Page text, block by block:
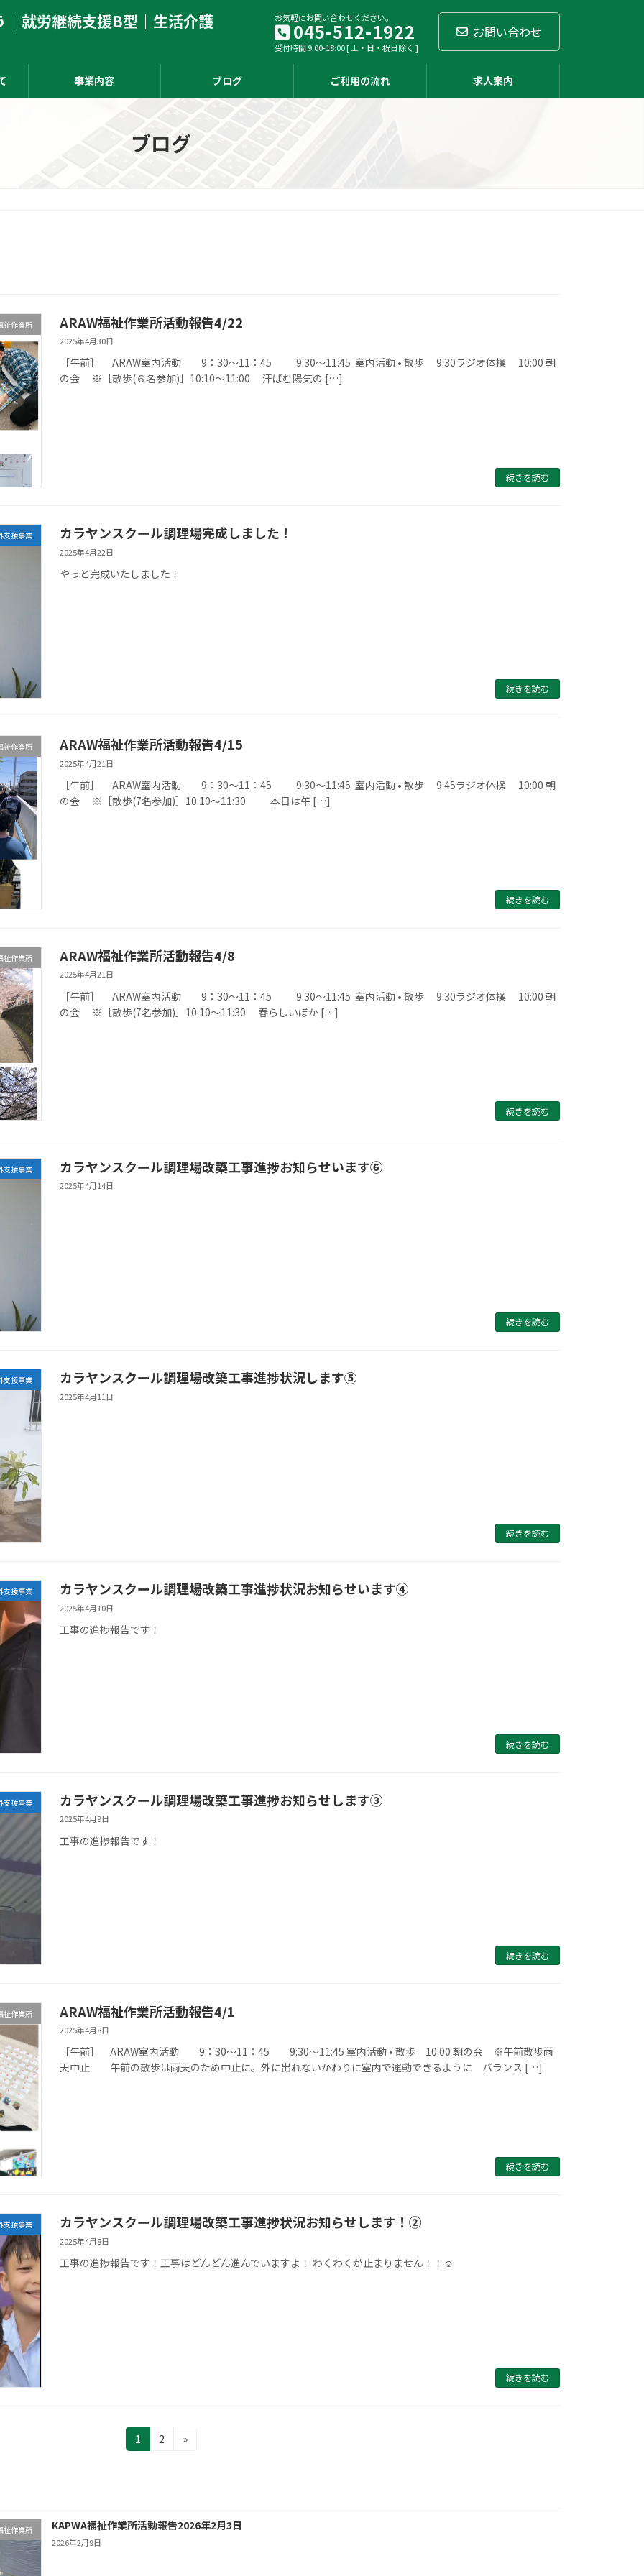
就労継続支援B型｜生活介護 お気軽にお問い合わせください。
045-512-1922
受付時間 9:00-18:00 [ 土・日・祝日除く ]
お問い合わせ
事業内容 ブログ ご利用の流れ 求人案内
ブログ
祉作業所 ARAW福祉作業所活動報告4/22
2025年4月30日
［午前］ ARAW室内活動 9：30〜11：45 9:30〜11:45 室内活動 • 散歩 9:30ラジオ体操 10:00 朝
の会 ※［散歩(６名参加)］10:10〜11:00 汗ばむ陽気の […]
続きを読む
支援事業 カラヤンスクール調理場完成しました！
2025年4月22日
やっと完成いたしました！
続きを読む
祉作業所 ARAW福祉作業所活動報告4/15
2025年4月21日
［午前］ ARAW室内活動 9：30〜11：45 9:30〜11:45 室内活動 • 散歩 9:45ラジオ体操 10:00 朝
の会 ※［散歩(7名参加)］10:10〜11:30 本日は午 […]
続きを読む
祉作業所 ARAW福祉作業所活動報告4/8
2025年4月21日
［午前］ ARAW室内活動 9：30〜11：45 9:30〜11:45 室内活動 • 散歩 9:30ラジオ体操 10:00 朝
の会 ※［散歩(7名参加)］10:10〜11:30 春らしいぽか […]
続きを読む
支援事業 カラヤンスクール調理場改築工事進捗お知らせいます⑥
2025年4月14日
続きを読む
支援事業 カラヤンスクール調理場改築工事進捗状況します⑤
2025年4月11日
続きを読む
支援事業 カラヤンスクール調理場改築工事進捗状況お知らせいます④
2025年4月10日
工事の進捗報告です！
続きを読む
支援事業 カラヤンスクール調理場改築工事進捗お知らせします③
2025年4月9日
工事の進捗報告です！
続きを読む
祉作業所 ARAW福祉作業所活動報告4/1
2025年4月8日
［午前］ ARAW室内活動 9：30〜11：45 9:30〜11:45 室内活動 • 散歩 10:00 朝の会 ※午前散歩雨
天中止 午前の散歩は雨天のため中止に。外に出れないかわりに室内で運動できるように バランス […]
続きを読む
支援事業 カラヤンスクール調理場改築工事進捗状況お知らせします！②
2025年4月8日
工事の進捗報告です！工事はどんどん進んでいますよ！ わくわくが止まりません！！☺
続きを読む
固
定
1
固
2 »
祉作業所 KAPWA福祉作業所活動報告2026年2月3日
2026年2月9日